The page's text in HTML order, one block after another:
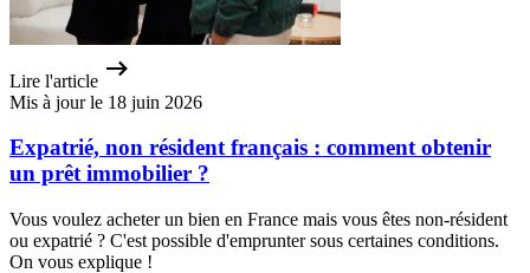
Lire l'article
Mis à jour le 18 juin 2026
Expatrié, non résident français : comment obtenir
un prêt immobilier ?
Vous voulez acheter un bien en France mais vous êtes non-résident
ou expatrié ? C'est possible d'emprunter sous certaines conditions.
On vous explique !